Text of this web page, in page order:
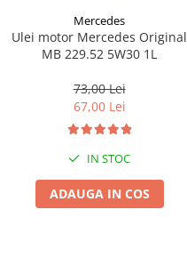
Curatare moto
Covor moto
Genti bagaje moto
Suporti si placi prindere
Mercedes
Ulei motor Mercedes Original
MB 229.52 5W30 1L
73,00 Lei
67,00 Lei
IN STOC
ADAUGA IN COS